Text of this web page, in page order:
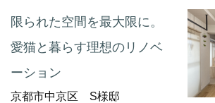
限られた空間を最大限に。
愛猫と暮らす理想のリノベ
ーション
京都市中京区 S様邸